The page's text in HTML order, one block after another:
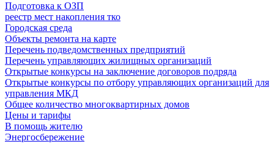
Подготовка к ОЗП
реестр мест накопления тко
Городская среда
Объекты ремонта на карте
Перечень подведомственных предприятий
Перечень управляющих жилищных организаций
Открытые конкурсы на заключение договоров подряда
Открытые конкурсы по отбору управляющих организаций для
управления МКД
Общее количество многоквартирных домов
Цены и тарифы
В помощь жителю
Энергосбережение